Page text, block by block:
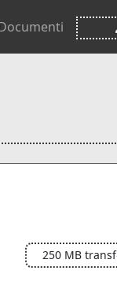
250 MB